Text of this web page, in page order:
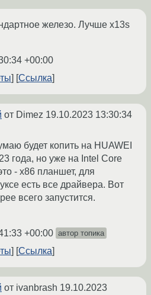
железо. Лучше x13s
+00:00
Ссылка
от Dimez 19.10.2023 13:30:34
будет копить на HUAWEI
года, но уже на Intel Core
- x86 планшет, для
есть все драйвера. Вот
всего запустится.
+00:00 автор топика
Ссылка
от ivanbrash 19.10.2023